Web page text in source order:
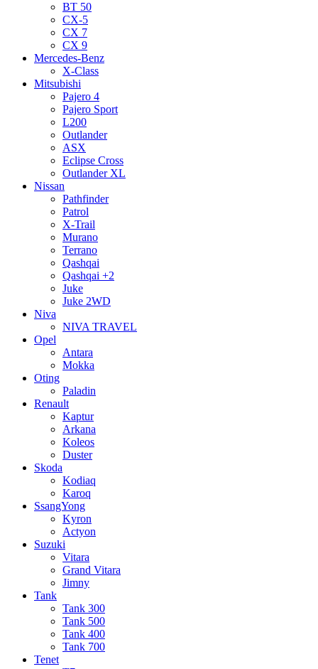
BT 50
CX-5
CX 7
CX 9
Mercedes-Benz
X-Class
Mitsubishi
Pajero 4
Pajero Sport
L200
Outlander
ASX
Eclipse Cross
Outlander XL
Nissan
Pathfinder
Patrol
X-Trail
Murano
Terrano
Qashqai
Qashqai +2
Juke
Juke 2WD
Niva
NIVA TRAVEL
Opel
Antara
Mokka
Oting
Paladin
Renault
Kaptur
Arkana
Koleos
Duster
Skoda
Kodiaq
Karoq
SsangYong
Kyron
Actyon
Suzuki
Vitara
Grand Vitara
Jimny
Tank
Tank 300
Tank 500
Tank 400
Tank 700
Tenet